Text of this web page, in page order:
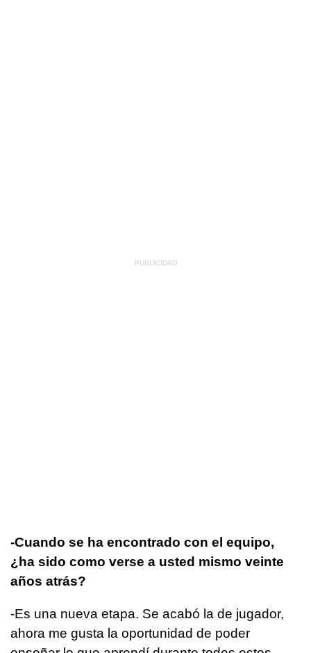
-Cuando se ha encontrado con el equipo,
¿ha sido como verse a usted mismo veinte
años atrás?
-Es una nueva etapa. Se acabó la de jugador,
ahora me gusta la oportunidad de poder